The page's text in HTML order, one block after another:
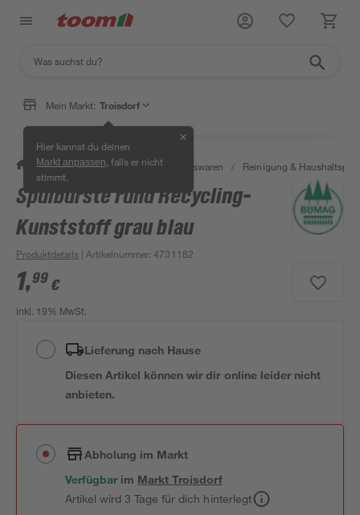
Mein Markt: Troisdorf
Hier kannst du deinen
Markt anpassen , falls er nicht
stimmt.
✕
/ Wohnen & Haushalt / Haushaltswaren / Reinigung &
Spülbürste rund Recycling-
Kunststoff grau blau
Produktdetails | Artikelnummer:4731162
1,99 €
inkl. 19% MwSt.
Lieferung nach Hause
Diesen Artikel können wir dir online leider nicht
anbieten.
Abholung im Markt
Verfügbar im MarktTroisdorf
Artikel wird 3 Tage für dich hinterlegt